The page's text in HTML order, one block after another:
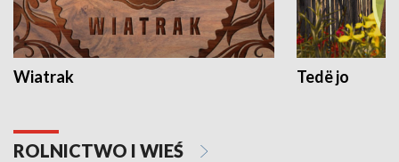
Wiatrak Tedë jo
ROLNICTWO I WIEŚ